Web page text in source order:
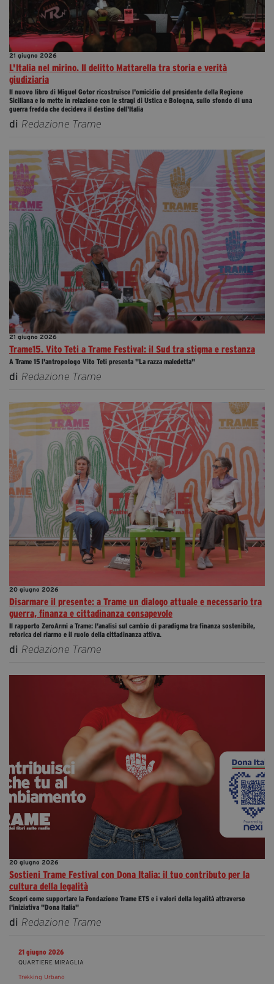
21 giugno 2026
L'Italia nel mirino. Il delitto Mattarella tra storia e verità
giudiziaria
Il nuovo libro di Miguel Gotor ricostruisce l'omicidio del presidente della Regione
Siciliana e lo mette in relazione con le stragi di Ustica e Bologna, sullo sfondo di una
guerra fredda che decideva il destino dell'Italia
di Redazione Trame
21 giugno 2026
Trame15. Vito Teti a Trame Festival: il Sud tra stigma e restanza
A Trame 15 l'antropologo Vito Teti presenta "La razza maledetta"
di Redazione Trame
20 giugno 2026
Disarmare il presente: a Trame un dialogo attuale e necessario tra
guerra, finanza e cittadinanza consapevole
Il rapporto ZeroArmi a Trame: l'analisi sul cambio di paradigma tra finanza sostenibile,
retorica del riarmo e il ruolo della cittadinanza attiva.
di Redazione Trame
20 giugno 2026
Sostieni Trame Festival con Dona Italia: il tuo contributo per la
cultura della legalità
Scopri come supportare la Fondazione Trame ETS e i valori della legalità attraverso
l'iniziativa "Dona Italia"
di Redazione Trame
21 giugno 2026
QUARTIERE MIRAGLIA
Trekking Urbano